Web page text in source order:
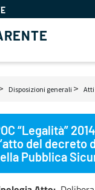
Disposizioni generali
“Legalità”
del decreto
Pubblica